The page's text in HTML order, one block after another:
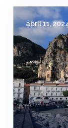
abril 11,